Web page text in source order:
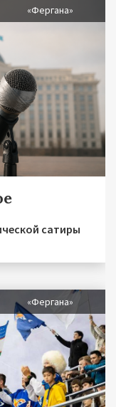
«Фергана»
сатиры
«Фергана»